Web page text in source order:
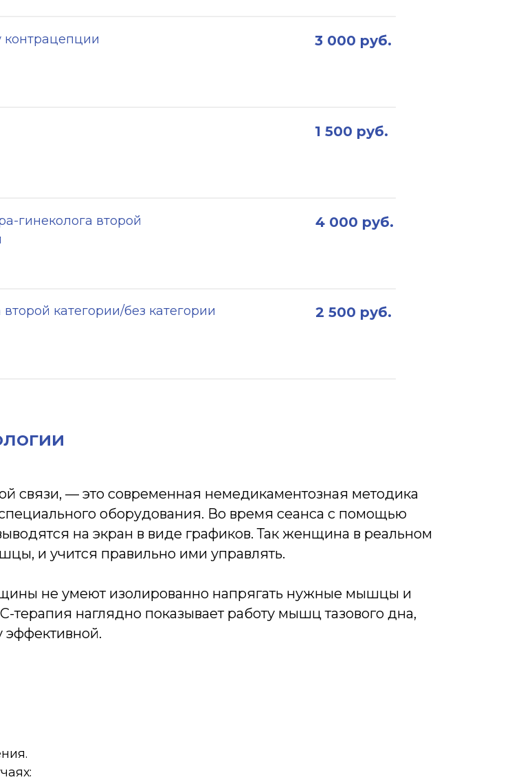
3 000 руб.
контрацепции
1 500 руб.
4 000 руб.
гинеколога второй
2 500 руб.
категории/без категории
связи, — это современная немедикаментозная методика
оборудования. Во время сеанса с помощью
на экран в виде графиков. Так женщина в реальном
и учится правильно ими управлять.
не умеют изолированно напрягать нужные мышцы и
наглядно показывает работу мышц тазового дна,
эффективной.